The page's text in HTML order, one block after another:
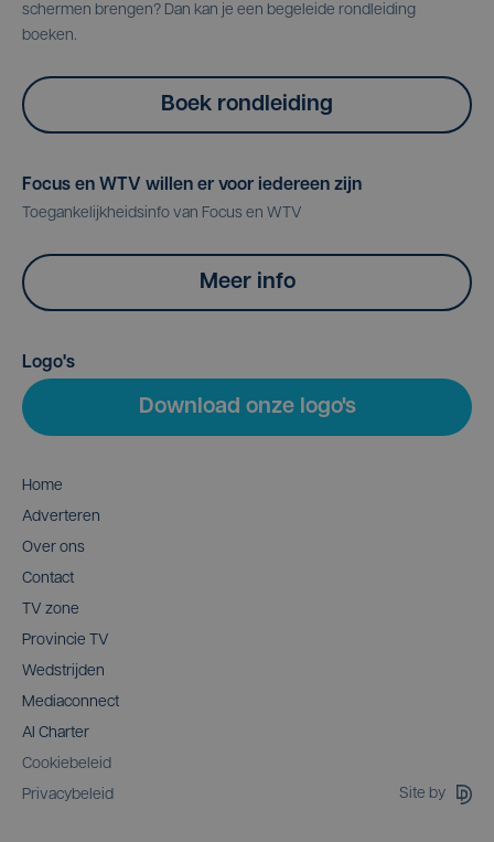
schermen brengen? Dan kan je een begeleide rondleiding
boeken.
Boek rondleiding
Focus en WTV willen er voor iedereen zijn
Toegankelijkheidsinfo van Focus en WTV
Meer info
Logo's
Download onze logo's
Home
Adverteren
Over ons
Contact
TV zone
Provincie TV
Wedstrijden
Mediaconnect
AI Charter
Cookiebeleid
Privacybeleid
Site by